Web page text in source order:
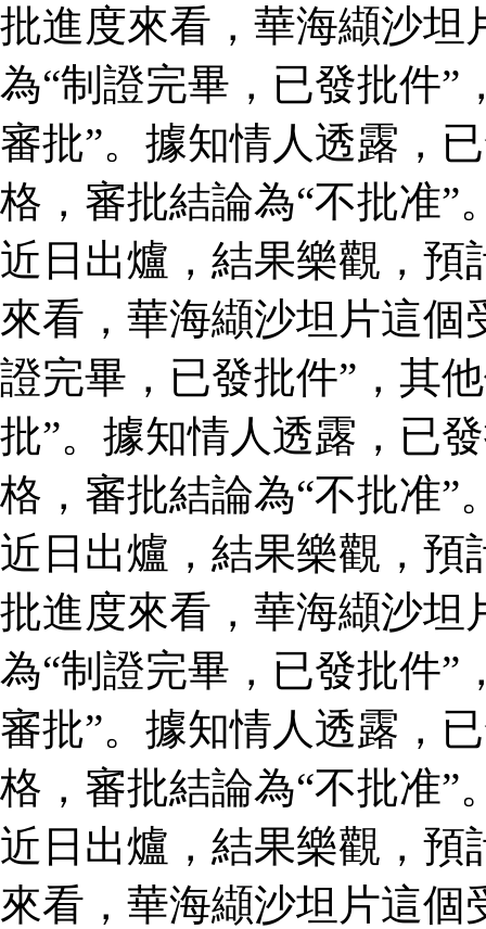
批進度來看，華海纈沙坦
為“制證完畢，已發批件”
審批”。據知情人透露，
格，審批結論為“不批准”
近日出爐，結果樂觀，預
來看，華海纈沙坦片這個
證完畢，已發批件”，其
批”。據知情人透露，已
格，審批結論為“不批准”
近日出爐，結果樂觀，
批進度來看，華海纈沙坦
為“制證完畢，已發批件”
審批”。據知情人透露，
格，審批結論為“不批准”
近日出爐，結果樂觀，預
來看，華海纈沙坦片這個